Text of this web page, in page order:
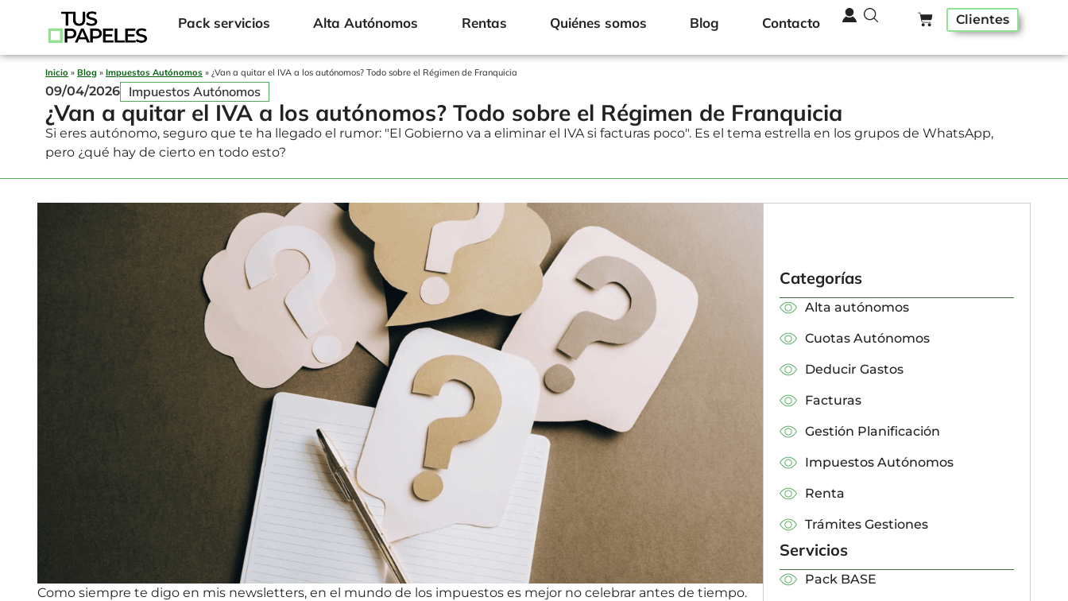
Pack servicios Alta Autónomos Rentas Quiénes somos Blog Contacto Clientes
Inicio » Blog » Impuestos Autónomos » ¿Van a quitar el IVA a los autónomos? Todo sobre el Régimen de Franquicia
09/04/2026 Impuestos Autónomos
¿Van a quitar el IVA a los autónomos? Todo sobre el Régimen de Franquicia
Si eres autónomo, seguro que te ha llegado el rumor: "El Gobierno va a eliminar el IVA si facturas poco". Es el tema estrella en los grupos de WhatsApp,
pero ¿qué hay de cierto en todo esto?
Como siempre te digo en mis newsletters, en el mundo de los impuestos es mejor no celebrar antes de tiempo.
Categorías
Alta autónomos
Cuotas Autónomos
Deducir Gastos
Facturas
Gestión Planificación
Impuestos Autónomos
Renta
Trámites Gestiones
Servicios
Pack BASE